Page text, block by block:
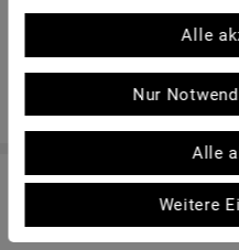
Kontakt
© Copyright 2026 | Alle Rechte
Alle
Nur
Alle
Weitere